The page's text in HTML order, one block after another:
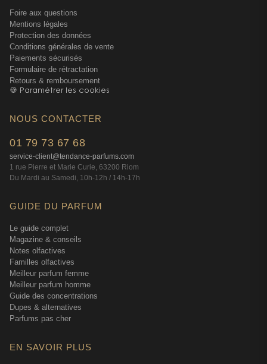
Foire aux questions
Mentions légales
Protection des données
Conditions générales de vente
Paiements sécurisés
Formulaire de rétractation
Retours & remboursement
🍪 Paramétrer les cookies
NOUS CONTACTER
01 79 73 67 68
service-client@tendance-parfums.com
1 rue Pierre et Marie Curie, 63200 Riom
Du Mardi au Samedi, 10h-12h / 14h-17h
GUIDE DU PARFUM
Le guide complet
Magazine & conseils
Notes olfactives
Familles olfactives
Meilleur parfum femme
Meilleur parfum homme
Guide des concentrations
Dupes & alternatives
Parfums pas cher
EN SAVOIR PLUS